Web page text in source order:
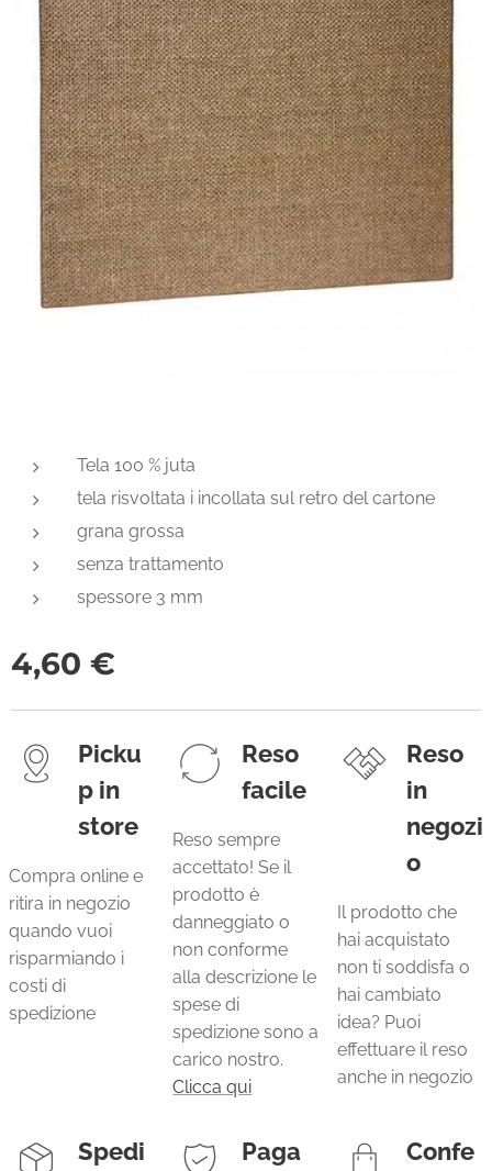
Tela 100 % juta
tela risvoltata i incollata sul retro del cartone
grana grossa
senza trattamento
spessore 3 mm
4,60 €
Picku
p in
store
Compra online e
ritira in negozio
quando vuoi
risparmiando i
costi di
spedizione
Reso
facile
Reso sempre
accettato! Se il
prodotto è
danneggiato o
non conforme
alla descrizione le
spese di
spedizione sono a
carico nostro.
Clicca qui
Reso
in
negozi
o
Il prodotto che
hai acquistato
non ti soddisfa o
hai cambiato
idea? Puoi
effettuare il reso
anche in negozio
Spedi
Paga
Confe